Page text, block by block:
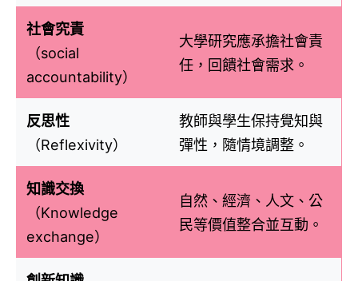
社會究責
（social
accountability）
大學研究應承擔社會責
任，回饋社會需求。
反思性
（Reflexivity）
教師與學生保持覺知與
彈性，隨情境調整。
知識交換
（Knowledge
exchange）
自然、經濟、人文、公
民等價值整合並互動。